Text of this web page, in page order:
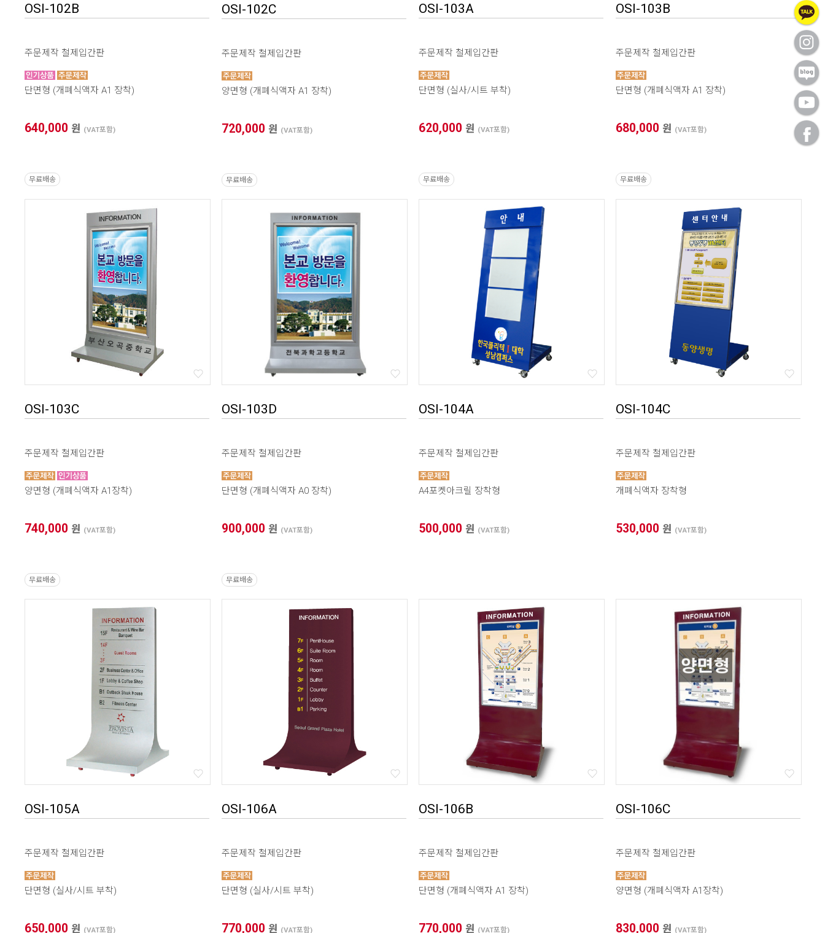
* 본 이미지는 프레임 사이즈 계산을 위한 샘플 이미지입니다.
* 가로(W) X 세로(H) / 기재 사이즈 단위 mm 프레임 사이즈 자동 계산
OSI-102B
주문제작 철제입간판
단면형 (개폐식액자 A1 장착)
640,000 원 (VAT포함)
무료배송
OSI-102C
주문제작 철제입간판
양면형 (개폐식액자 A1 장착)
720,000 원 (VAT포함)
무료배송
OSI-103A
주문제작 철제입간판
단면형 (실사/시트 부착)
620,000 원 (VAT포함)
무료배송
OSI-103B
주문제작 철제입간판
단면형 (개폐식액자 A1 장착)
680,000 원 (VAT포함)
무료배송
OSI-103C
주문제작 철제입간판
양면형 (개폐식액자 A1장착)
740,000 원 (VAT포함)
무료배송
OSI-103D
주문제작 철제입간판
단면형 (개폐식액자 A0 장착)
900,000 원 (VAT포함)
무료배송
OSI-104A
주문제작 철제입간판
A4포켓아크릴 장착형
500,000 원 (VAT포함)
OSI-104C
주문제작 철제입간판
개폐식액자 장착형
530,000 원 (VAT포함)
OSI-105A
주문제작 철제입간판
단면형 (실사/시트 부착)
650,000 원 (VAT포함)
OSI-106A
주문제작 철제입간판
단면형 (실사/시트 부착)
770,000 원 (VAT포함)
OSI-106B
주문제작 철제입간판
단면형 (개폐식액자 A1 장착)
770,000 원 (VAT포함)
OSI-106C
주문제작 철제입간판
양면형 (개폐식액자 A1장착)
830,000 원 (VAT포함)